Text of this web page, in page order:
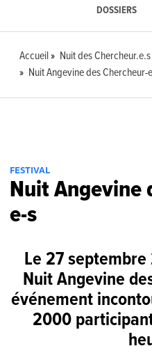
DOSSIERS
Accueil Nuit des Chercheur.e.s
Nuit Angevine des Chercheur-
FESTIVAL
Nuit Angevine
e-s
Le 27
Nuit Angevine
événement
2000